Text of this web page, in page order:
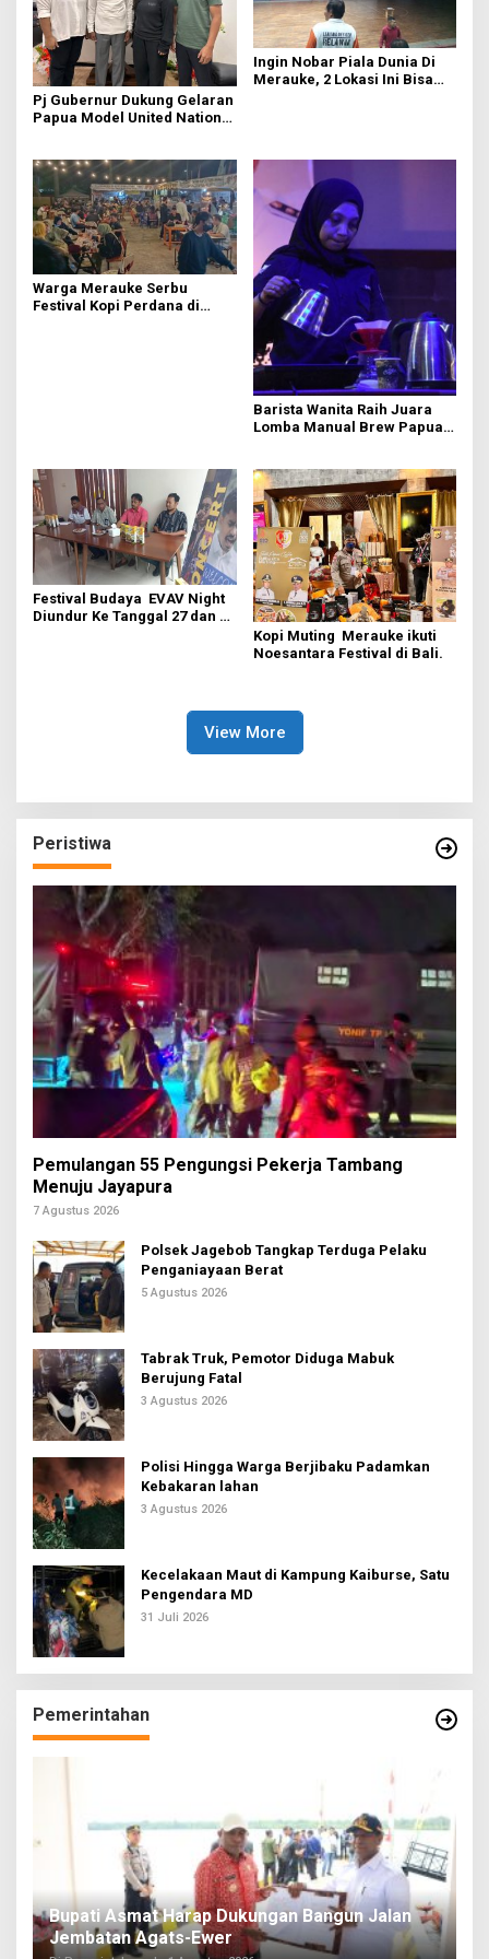
Pj Gubernur Dukung Gelaran
Papua Model United Nations
Ingin Nobar Piala Dunia Di
Merauke, 2 Lokasi Ini Bisa
Warga Merauke Serbu
Festival Kopi Perdana di
Barista Wanita Raih Juara
Lomba Manual Brew Papua
Festival Budaya EVAV Night
Diundur Ke Tanggal 27 dan 28
Kopi Muting Merauke ikuti
Noesantara Festival di Bali.
View More
Peristiwa
Pemulangan 55 Pengungsi Pekerja Tambang
Menuju Jayapura
7 Agustus 2026
Polsek Jagebob Tangkap Terduga Pelaku
Penganiayaan Berat
5 Agustus 2026
Tabrak Truk, Pemotor Diduga Mabuk
Berujung Fatal
3 Agustus 2026
Polisi Hingga Warga Berjibaku Padamkan
Kebakaran lahan
3 Agustus 2026
Kecelakaan Maut di Kampung Kaiburse, Satu
Pengendara MD
31 Juli 2026
Pemerintahan
Bupati Asmat Harap Dukungan Bangun Jalan
Jembatan Agats-Ewer